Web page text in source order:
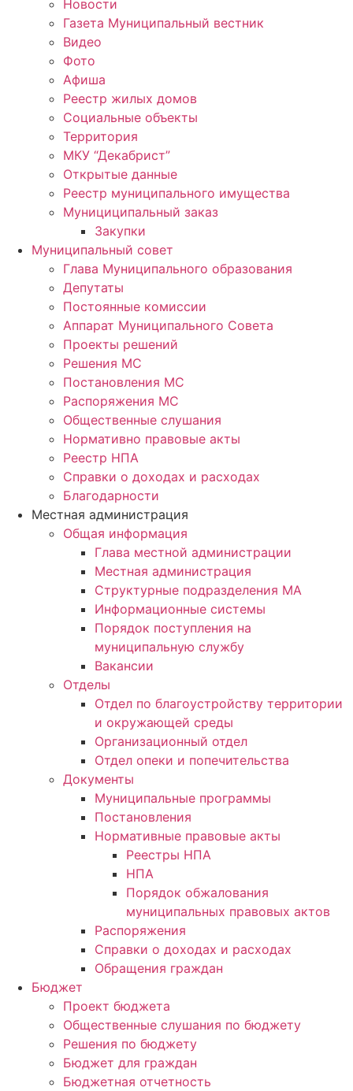
Новости
Газета Муниципальный вестник
Видео
Фото
Афиша
Реестр жилых домов
Социальные объекты
Территория
МКУ “Декабрист”
Открытые данные
Реестр муниципального имущества
Мунициципальный заказ
Закупки
Муниципальный совет
Глава Муниципального образования
Депутаты
Постоянные комиссии
Аппарат Муниципального Совета
Проекты решений
Решения МС
Постановления МС
Распоряжения МС
Общественные слушания
Нормативно правовые акты
Реестр НПА
Справки о доходах и расходах
Благодарности
Местная администрация
Общая информация
Глава местной администрации
Местная администрация
Структурные подразделения МА
Информационные системы
Порядок поступления на
муниципальную службу
Вакансии
Отделы
Отдел по благоустройству территории
и окружающей среды
Организационный отдел
Отдел опеки и попечительства
Документы
Муниципальные программы
Постановления
Нормативные правовые акты
Реестры НПА
НПА
Порядок обжалования
муниципальных правовых актов
Распоряжения
Справки о доходах и расходах
Обращения граждан
Бюджет
Проект бюджета
Общественные слушания по бюджету
Решения по бюджету
Бюджет для граждан
Бюджетная отчетность